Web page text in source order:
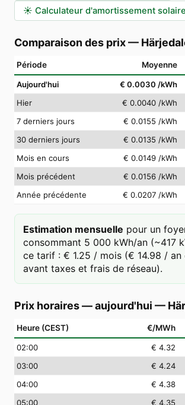
☀️ Calculateur d'amortissement solaire
Comparaison des prix—
Période Moyenne
Aujourd'hui € 0.0030 /kWh
Hier
€ 0.0040 /kWh
7 derniers jours
€ 0.0155 /kWh
30 derniers jours
€ 0.0135 /kWh
Mois en cours
€ 0.0149 /kWh
Mois précédent
€ 0.0156 /kWh
Année précédente
€ 0.0207 /kWh
Estimation mensuelle pour un
consommant 5 000 kWh/an (~417
ce tarif : € 1.25 / mois (€ 14.98 / an
avant taxes et frais de réseau).
Prix horaires — aujourd'hui —
Heure (CEST) €/MWh
02:00 € 4.32
03:00 € 4.24
04:00 € 4.38
05:00 € 4.35